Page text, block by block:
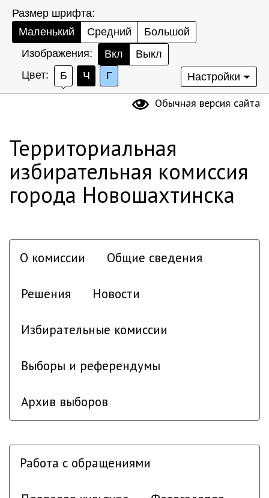
Размер шрифта:
Маленький
Средний
Большой
Изображения:
Вкл
Выкл
Цвет:
Б Ч Г Настройки
Обычная версия сайта
Территориальная
избирательная комиссия
города Новошахтинска
О комиссии Общие сведения
Решения Новости
Избирательные комиссии
Выборы и референдумы
Архив выборов
Работа с обращениями